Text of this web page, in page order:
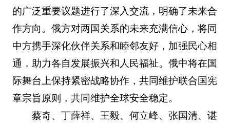
的广泛重要议题进行了深入交流，明确了未来合
作方向。俄方对两国关系的未来充满信心，将同
中方携手深化伙伴关系和睦邻友好，加强民心相
通，助力各自发展振兴和人民福祉。俄中将在国
际舞台上保持紧密战略协作，共同维护联合国宪
章宗旨原则，共同维护全球安全稳定。
蔡奇、丁薛祥、王毅、何立峰、张国清、谌